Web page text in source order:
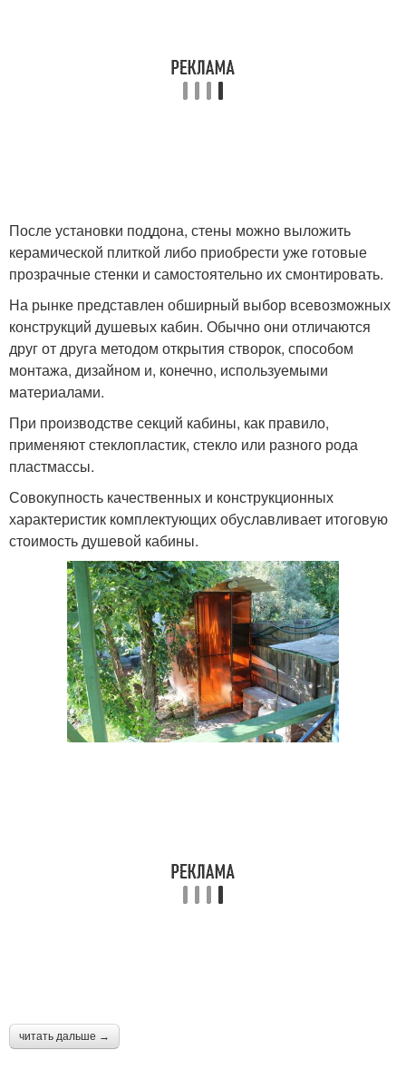
После установки поддона, стены можно выложить
керамической плиткой либо приобрести уже готовые
прозрачные стенки и самостоятельно их смонтировать.
На рынке представлен обширный выбор всевозможных
конструкций душевых кабин. Обычно они отличаются
друг от друга методом открытия створок, способом
монтажа, дизайном и, конечно, используемыми
материалами.
При производстве секций кабины, как правило,
применяют стеклопластик, стекло или разного рода
пластмассы.
Совокупность качественных и конструкционных
характеристик комплектующих обуславливает итоговую
стоимость душевой кабины.
читать дальше →